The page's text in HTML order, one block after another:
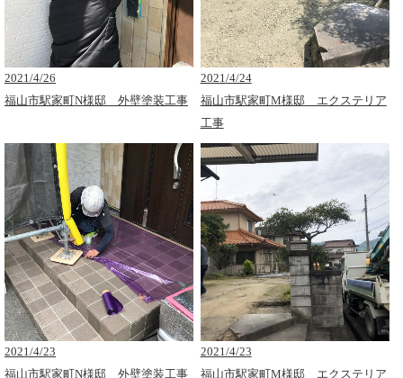
2021/4/26
福山市駅家町N様邸 外壁塗装工事
2021/4/24
福山市駅家町M様邸 エクステリア
工事
2021/4/23
福山市駅家町N様邸 外壁塗装工事
2021/4/23
福山市駅家町M様邸 エクステリア